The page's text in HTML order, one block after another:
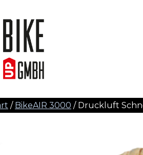
/ BikeAIR 3000 / Druckluft